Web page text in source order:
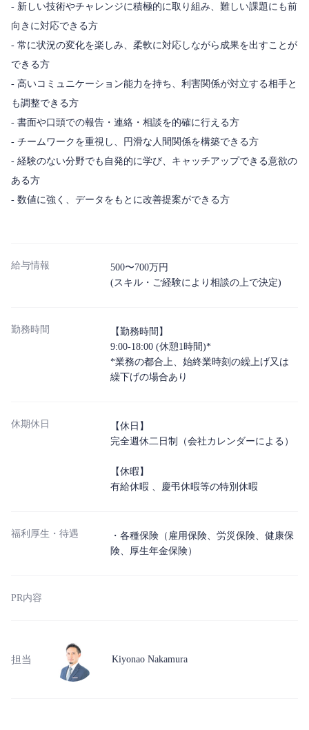
- 新しい技術やチャレンジに積極的に取り組み、難しい課題にも前
向きに対応できる方
- 常に状況の変化を楽しみ、柔軟に対応しながら成果を出すことが
できる方
- 高いコミュニケーション能力を持ち、利害関係が対立する相手と
も調整できる方
- 書面や口頭での報告・連絡・相談を的確に行える方
- チームワークを重視し、円滑な人間関係を構築できる方
- 経験のない分野でも自発的に学び、キャッチアップできる意欲の
ある方
- 数値に強く、データをもとに改善提案ができる方
給与情報
500〜700万円
(スキル・ご経験により相談の上で決定)
勤務時間
【勤務時間】
9:00-18:00 (休憩1時間)*
*業務の都合上、始終業時刻の繰上げ又は
繰下げの場合あり
休期休日
【休日】
完全週休二日制（会社カレンダーによる）
【休暇】
有給休暇 、慶弔休暇等の特別休暇
福利厚生・待遇
・各種保険（雇用保険、労災保険、健康保
険、厚生年金保険）
PR内容
担当 Kiyonao Nakamura